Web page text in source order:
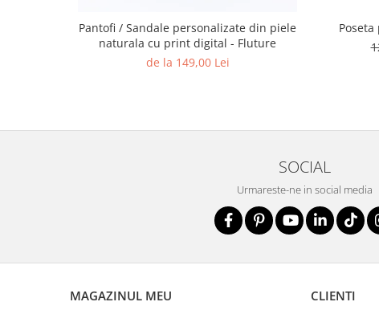
Pantofi / Sandale personalizate din piele
naturala cu print digital - Fluture
de la 149,00 Lei
SOCIAL
Urmareste-ne in social media
MAGAZINUL MEU CLIENTI